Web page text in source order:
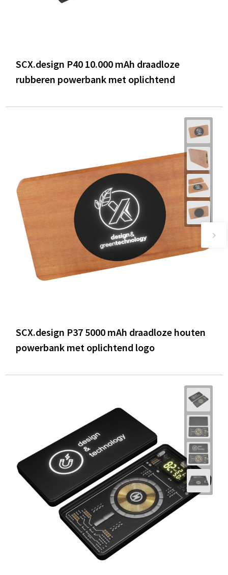
SCX.design P40 10.000 mAh draadloze
rubberen powerbank met oplichtend
SCX.design P37 5000 mAh draadloze houten
powerbank met oplichtend logo